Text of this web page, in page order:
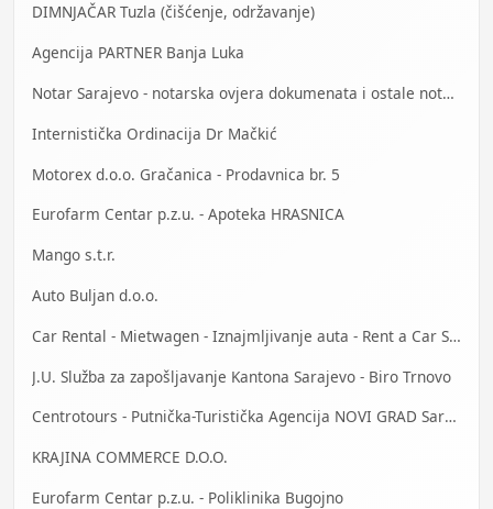
DIMNJAČAR Tuzla (čišćenje, održavanje)
Agencija PARTNER Banja Luka
Notar Sarajevo - notarska ovjera dokumenata i ostale notarske usluge
Internistička Ordinacija Dr Mačkić
Motorex d.o.o. Gračanica - Prodavnica br. 5
Eurofarm Centar p.z.u. - Apoteka HRASNICA
Mango s.t.r.
Auto Buljan d.o.o.
Car Rental - Mietwagen - Iznajmljivanje auta - Rent a Car Sarajevo
J.U. Služba za zapošljavanje Kantona Sarajevo - Biro Trnovo
Centrotours - Putnička-Turistička Agencija NOVI GRAD Sarajevo
KRAJINA COMMERCE D.O.O.
Eurofarm Centar p.z.u. - Poliklinika Bugojno